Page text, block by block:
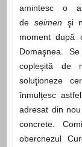
amintesc o
de seimen şi
moment după
Domaşnea.
copleşită de
soluţioneze
înmulţesc
adresat din
concrete.
obercnezul